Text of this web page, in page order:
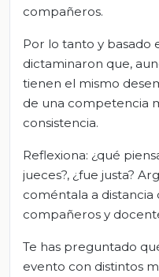
compañeros.
Por lo tanto y basado
dictaminaron que,
tienen el mismo
de una competencia
consistencia.
Reflexiona: ¿qué
jueces?, ¿fue justa?
coméntala a
compañeros y
Te has preguntado
evento con distintos